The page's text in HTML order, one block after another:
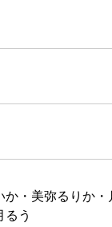
か・美弥るりか
るう